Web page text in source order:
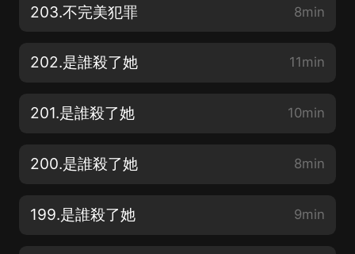
203.不完美犯罪 8min
202.是誰殺了她 11min
201.是誰殺了她 10min
200.是誰殺了她 8min
199.是誰殺了她 9min